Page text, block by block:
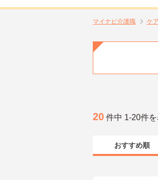
マイナビ介護職 ケ
20 件中 1-20件
おすすめ順